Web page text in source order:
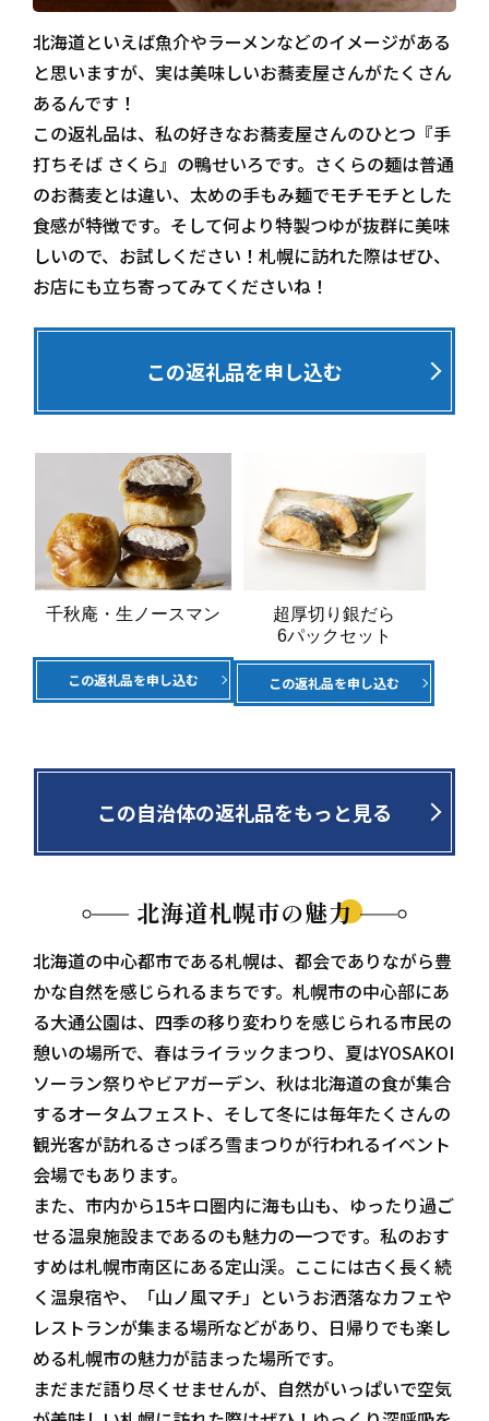
北海道といえば魚介やラーメンなどのイメージがある
と思いますが、実は美味しいお蕎麦屋さんがたくさん
あるんです！
この返礼品は、私の好きなお蕎麦屋さんのひとつ『手
打ちそば さくら』の鴨せいろです。さくらの麺は普通
のお蕎麦とは違い、太めの手もみ麺でモチモチとした
食感が特徴です。そして何より特製つゆが抜群に美味
しいので、お試しください！札幌に訪れた際はぜひ、
お店にも立ち寄ってみてくださいね！
この返礼品を申し込む
千秋庵・生ノースマン
この返礼品を申し込む
超厚切り銀だら
6パックセット
この返礼品を申し込む
この自治体の返礼品をもっと見る
北海道札幌市の魅力
北海道の中心都市である札幌は、都会でありながら豊
かな自然を感じられるまちです。札幌市の中心部にあ
る大通公園は、四季の移り変わりを感じられる市民の
憩いの場所で、春はライラックまつり、夏はYOSAKOI
ソーラン祭りやビアガーデン、秋は北海道の食が集合
するオータムフェスト、そして冬には毎年たくさんの
観光客が訪れるさっぽろ雪まつりが行われるイベント
会場でもあります。
また、市内から15キロ圏内に海も山も、ゆったり過ご
せる温泉施設まであるのも魅力の一つです。私のおす
すめは札幌市南区にある定山渓。ここには古く長く続
く温泉宿や、「山ノ風マチ」というお洒落なカフェや
レストランが集まる場所などがあり、日帰りでも楽し
める札幌市の魅力が詰まった場所です。
まだまだ語り尽くせませんが、自然がいっぱいで空気